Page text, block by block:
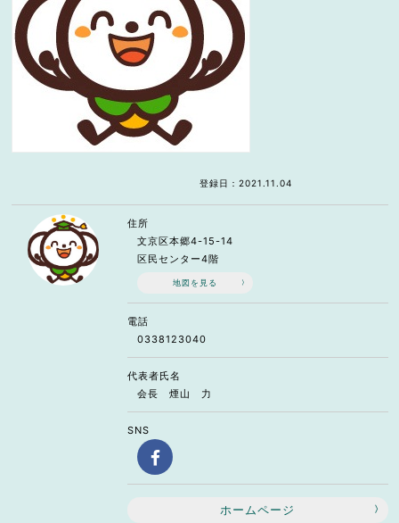
登録日：2021.11.04
住所
文京区本郷4-15-14
区民センター4階
地図を見る
電話
0338123040
代表者氏名
会長 煙山 力
SNS
ホームページ